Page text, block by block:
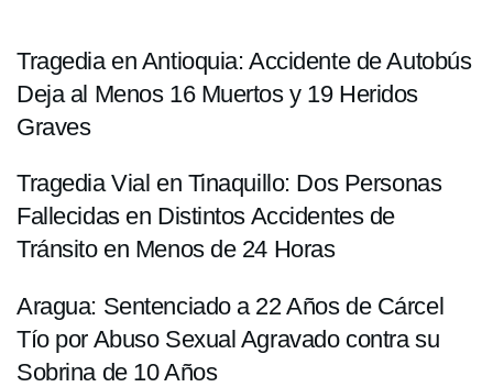
Tragedia en Antioquia: Accidente de Autobús
Deja al Menos 16 Muertos y 19 Heridos
Graves
Tragedia Vial en Tinaquillo: Dos Personas
Fallecidas en Distintos Accidentes de
Tránsito en Menos de 24 Horas
Aragua: Sentenciado a 22 Años de Cárcel
Tío por Abuso Sexual Agravado contra su
Sobrina de 10 Años